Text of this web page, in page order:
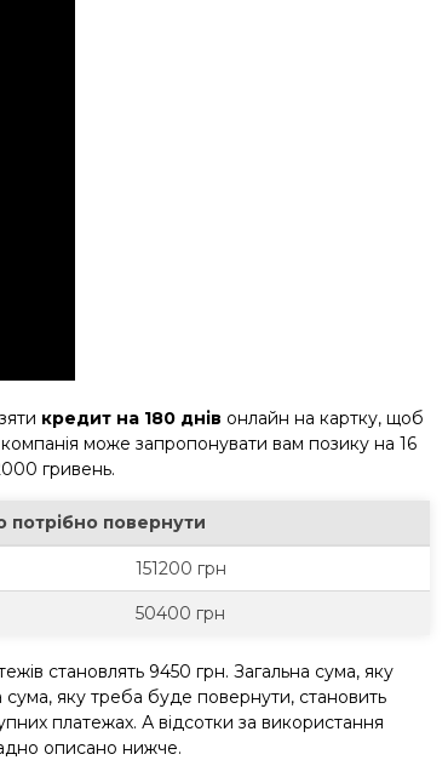
кредит на 180 днів онлайн на картку, щоб
компанія може запропонувати вам позику на 16
гривень.
потрібно повернути
151200 грн
50400 грн
становлять 9450 грн. Загальна сума, яку
яку треба буде повернути, становить
платежах. А відсотки за використання
описано нижче.